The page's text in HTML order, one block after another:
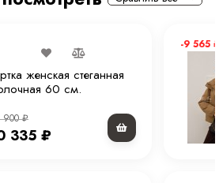
женская стеганная
60 см.
900₽
335 ₽
-9 565 ₽